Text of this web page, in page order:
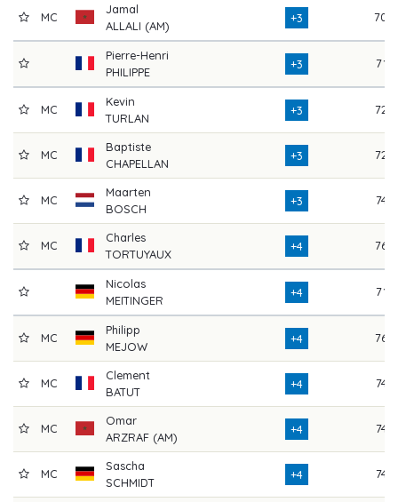
MC
Jamal
ALLALI (AM)
+3 70
Pierre-Henri
PHILIPPE
+3 71
MC
Kevin
TURLAN
+3 72
MC
Baptiste
CHAPELLAN
+3 72
MC
Maarten
BOSCH
+3 74
MC
Charles
TORTUYAUX
+4 76
Nicolas
MEITINGER
+4 71
MC
Philipp
MEJOW
+4 76
MC
Clement
BATUT
+4 74
MC
Omar
ARZRAF (AM)
+4 74
MC
Sascha
SCHMIDT
+4 74